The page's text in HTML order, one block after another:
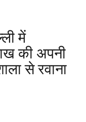
में
की अपनी
से रवाना